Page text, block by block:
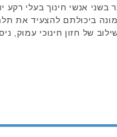
אנשי חינוך בעלי רקע
ביכולתם להצעיד את
של חזון חינוכי עמוק,